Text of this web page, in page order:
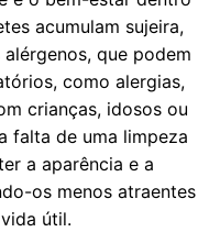
acumulam sujeira,
que podem
como alergias,
crianças, idosos ou
falta de uma limpeza
a aparência e a
os menos atraentes
útil.